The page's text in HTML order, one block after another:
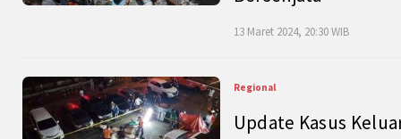
13 Maret 2024, 20:30 WIB
Regional
Update Kasus